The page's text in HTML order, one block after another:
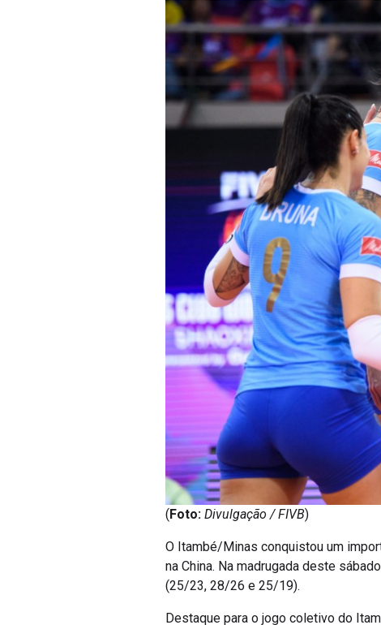
(Foto: Divulgação / FIVB)
O Itambé/Minas conquistou um
na China. Na madrugada deste
(25/23, 28/26 e 25/19).
Destaque para o jogo coletivo do